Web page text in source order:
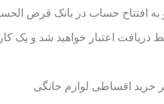
به افتتاح حساب در بانک قرض
اعتبار خواهید شد و یک
خرید اقساطی لوازم خانگی